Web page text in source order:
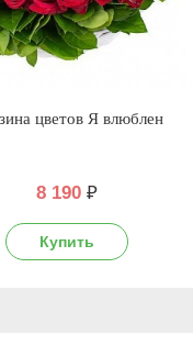
цветов Я влюблен
8 190 ₽